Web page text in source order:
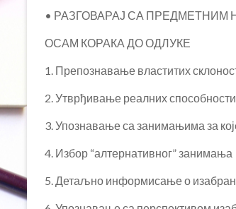
• РАЗГОВАРАЈ СА
ОСАМ КОРАКА ДО ОДЛУКЕ
1. Препознавање властитих
2. Утврђивање реалних способности
3.Упознавање са занимањима за
4. Избор “алтернативног”занимања
5. Детаљно информисањео